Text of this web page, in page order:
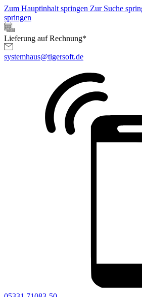
Zum Hauptinhalt springen Zur Suche
springen
Lieferung auf Rechnung*
systemhaus@tigersoft.de